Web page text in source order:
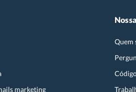
marketing
Quem